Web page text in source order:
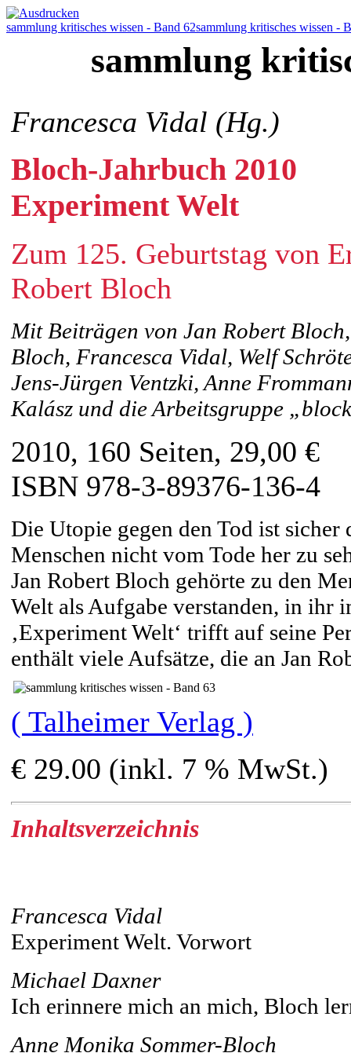
sammlung kritisches wissen - Band 62sammlung kritisches wissen -
sammlung
Francesca Vidal (Hg.)
Bloch-Jahrbuch 2010
Experiment Welt
Zum 125. Geburtstag von
Robert Bloch
Mit Beiträgen von Jan Robert
Bloch, Francesca Vidal, Welf
Jens-Jürgen Ventzki, Anne
Kalász und die Arbeitsgruppe
2010, 160 Seiten, 29,00 €
ISBN 978-3-89376-136-4
Die Utopie gegen den Tod ist
Menschen nicht vom Tode her zu
Jan Robert Bloch gehörte zu den
Welt als Aufgabe verstanden, in ihr
‚Experiment Welt‘ trifft auf seine
enthält viele Aufsätze, die an Jan
( Talheimer Verlag )
€ 29.00 (inkl. 7 % MwSt.)
Inhaltsverzeichnis
Francesca Vidal
Experiment Welt. Vorwort
Michael Daxner
Ich erinnere mich an mich, Bloch
Anne Monika Sommer-Bloch